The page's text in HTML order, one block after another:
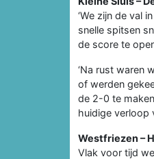
‘We zijn de val
snelle spitsen
de score te
‘Na rust waren
of werden
de 2-0 te
huidige verloop
Westfriezen –
Vlak voor tijd